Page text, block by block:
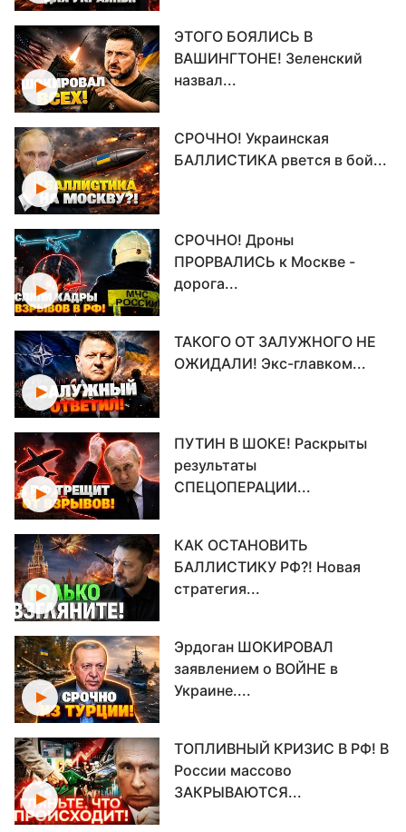
ЭТОГО БОЯЛИСЬ В
ВАШИНГТОНЕ! Зеленский
назвал...
СРОЧНО! Украинская
БАЛЛИСТИКА рвется в бой...
СРОЧНО! Дроны
ПРОРВАЛИСЬ к Москве -
дорога...
ТАКОГО ОТ ЗАЛУЖНОГО НЕ
ОЖИДАЛИ! Экс-главком...
ПУТИН В ШОКЕ! Раскрыты
результаты
СПЕЦОПЕРАЦИИ...
КАК ОСТАНОВИТЬ
БАЛЛИСТИКУ РФ?! Новая
стратегия...
Эрдоган ШОКИРОВАЛ
заявлением о ВОЙНЕ в
Украине....
ТОПЛИВНЫЙ КРИЗИС В РФ! В
России массово
ЗАКРЫВАЮТСЯ...